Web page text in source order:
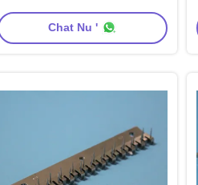
Naaldplaat Koperen Bar SS CS
Naaldmateriaal
Chat Nu '